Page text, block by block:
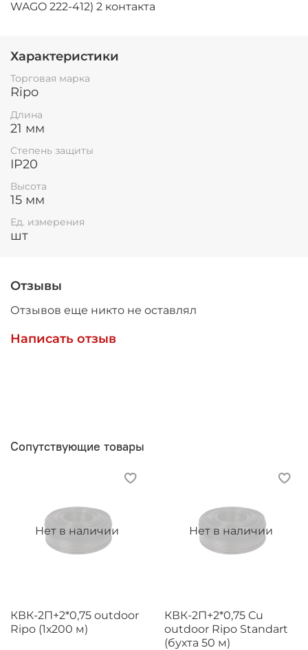
WAGO 222-412) 2 контакта
Характеристики
Торговая марка
Ripo
Длина
21 мм
Степень защиты
IP20
Высота
15 мм
Ед. измерения
шт
Отзывы
Отзывов еще никто не оставлял
Написать отзыв
Сопутствующие товары
Нет в наличии
КВК-2П+2*0,75 outdoor
Ripo (1х200 м)
Нет в наличии
КВК-2П+2*0,75 Cu
outdoor Ripo Standart
(бухта 50 м)